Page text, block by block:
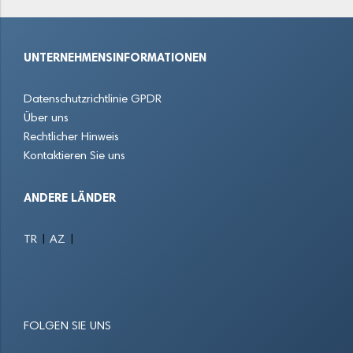
Kehl
Kornwestheim
Nürtingen
UNTERNEHMENSINFORMATIONEN
Datenschutzrichtlinie GPDR
Über uns
Rechtlicher Hinweis
Kontaktieren Sie uns
ANDERE LÄNDER
TR AZ
FOLGEN SIE UNS